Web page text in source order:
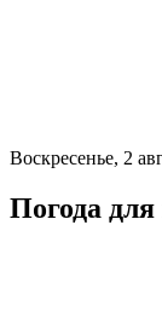
Воскресенье, 2
Погода